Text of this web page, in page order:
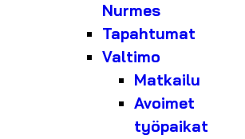
Nurmes
Tapahtumat
Valtimo
Matkailu
Avoimet
työpaikat